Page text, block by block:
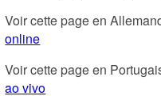
Voir cette page en
online
Voir cette page en
ao vivo